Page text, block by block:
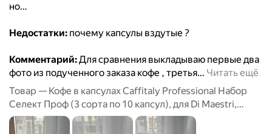
но…
Недостатки: почему капсулы вздутые ?
Комментарий:Для сравнения выкладываю первые два
фото из подученного заказа кофе , третья… Читать ещё
Товар — Кофе в капсулах Caffitaly Professional Набор
Селект Проф (3 сорта по 10 капсул), для Di Maestri,
Caffitaly, Paulig, Tchibo Cafissimo